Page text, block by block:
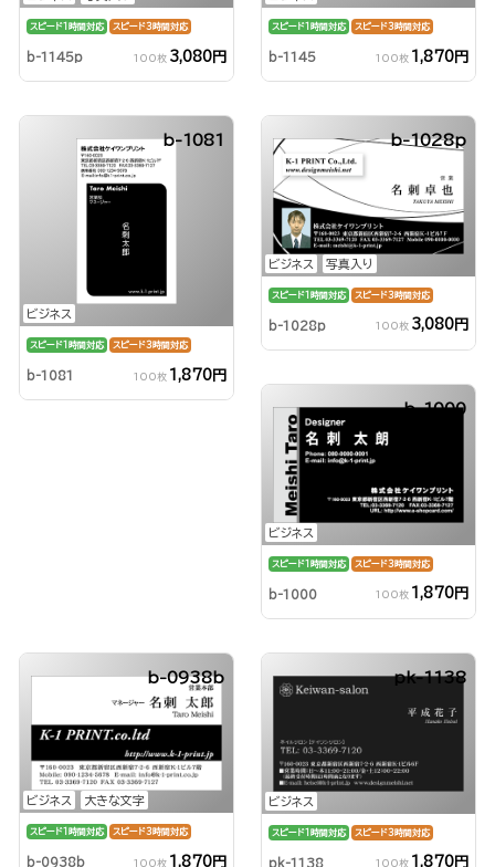
スピード1時間対応 スピード3時間対応
b-1145p 100枚 3,080円
スピード1時間対応 スピード3時間対応
b-1145 100枚 1,870円
ビジネス
b-1081
スピード1時間対応 スピード3時間対応
b-1081 100枚 1,870円
ビジネス 写真入り
b-1028p
スピード1時間対応 スピード3時間対応
b-1028p 100枚 3,080円
ビジネス
b-1000
スピード1時間対応 スピード3時間対応
b-1000 100枚 1,870円
ビジネス 大きな文字
b-0938b
スピード1時間対応 スピード3時間対応
b-0938b 100枚 1,870円
ビジネス
pk-1138
スピード1時間対応 スピード3時間対応
pk-1138 100枚 1,870円